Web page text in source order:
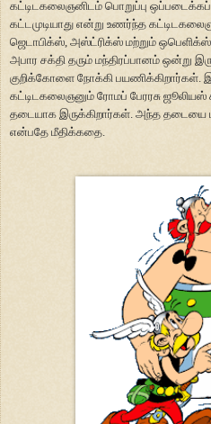
கட்டிடகலைஞனிடம் பொறுப்பு
கட்டமுடியாது என்று உணர்ந்த
ஜெடாபிக்ஸ், அஸ்ட்ரிக்ஸ் மற்றும்
அபார சக்தி தரும் மந்திரப்பானம் ஒன்று
குறிக்கோளை நோக்கி பயணிக்கிறார்கள்.
கட்டிடகலைஞனும் ரோமப் பேரரசு ஜூலியஸ்
தடையாக இருக்கிறார்கள். அந்த தடையை
என்பதே மீதிக்கதை.